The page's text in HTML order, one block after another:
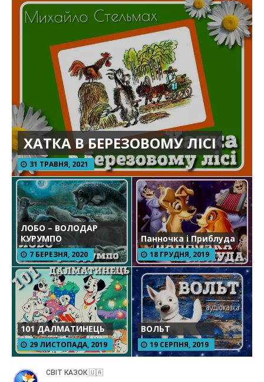
ХАТКА В БЕРЕЗОВОМУ ЛІСІ
31 ТРАВНЯ, 2021
ЛОБО – ВОЛОДАР
КУРУМПО
7 БЕРЕЗНЯ, 2020
Панночка і Приблуда
18 ГРУДНЯ, 2019
101 ДАЛМАТИНЕЦЬ
29 ЛИСТОПАДА, 2019
ВОЛЬТ
19 СЕРПНЯ, 2019